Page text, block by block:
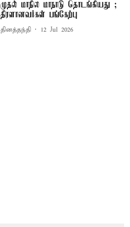
முதல் மாநில மாநாடு தொடங்கியது ;
திரளானவர்கள் பங்கேற்பு
தினத்தந்தி 12 Jul 2026